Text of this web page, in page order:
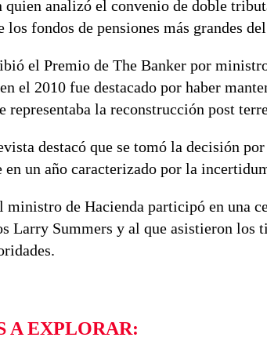
analizó el convenio de doble
los fondos de pensiones más grandes
el Premio de The Banker por
el 2010 fue destacado por haber
representaba la reconstrucción post
destacó que se tomó la decisión
un año caracterizado por la
ministro de Hacienda participó en una
Larry Summers y al que asistieron los
A EXPLORAR: